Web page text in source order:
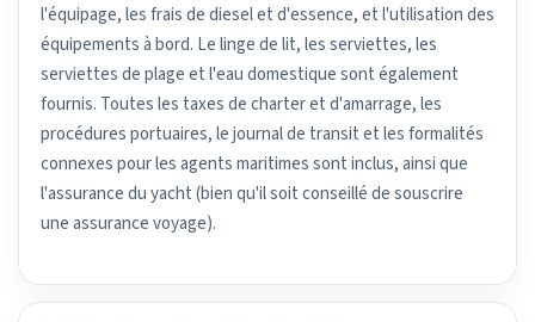
l'équipage, les frais de diesel et d'essence, et l'utilisation des
équipements à bord. Le linge de lit, les serviettes, les
serviettes de plage et l'eau domestique sont également
fournis. Toutes les taxes de charter et d'amarrage, les
procédures portuaires, le journal de transit et les formalités
connexes pour les agents maritimes sont inclus, ainsi que
l'assurance du yacht (bien qu'il soit conseillé de souscrire
une assurance voyage).